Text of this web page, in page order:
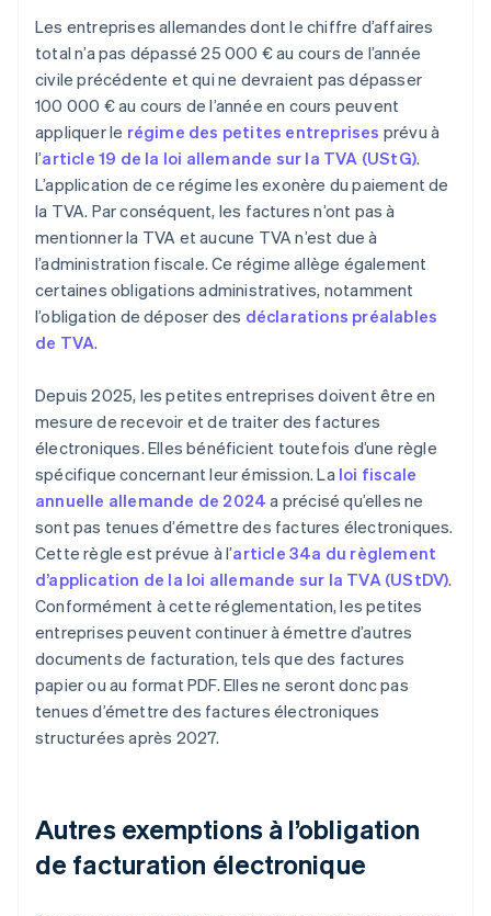
Les entreprises allemandes dont le chiffre d’affaires
total n’a pas dépassé 25 000 € au cours de l’année
civile précédente et qui ne devraient pas dépasser
100 000 € au cours de l’année en cours peuvent
appliquer le régime des petites entreprises prévu à
l’article 19 de la loi allemande sur la TVA (UStG).
L’application de ce régime les exonère du paiement de
la TVA. Par conséquent, les factures n’ont pas à
mentionner la TVA et aucune TVA n’est due à
l’administration fiscale. Ce régime allège également
certaines obligations administratives, notamment
l’obligation de déposer des déclarations préalables
de TVA.
Depuis 2025, les petites entreprises doivent être en
mesure de recevoir et de traiter des factures
électroniques. Elles bénéficient toutefois d’une règle
spécifique concernant leur émission. La loi fiscale
annuelle allemande de 2024 a précisé qu’elles ne
sont pas tenues d’émettre des factures électroniques.
Cette règle est prévue à l’article 34a du règlement
d’application de la loi allemande sur la TVA (UStDV).
Conformément à cette réglementation, les petites
entreprises peuvent continuer à émettre d’autres
documents de facturation, tels que des factures
papier ou au format PDF. Elles ne seront donc pas
tenues d’émettre des factures électroniques
structurées après 2027.
Autres exemptions à l’obligation
de facturation électronique